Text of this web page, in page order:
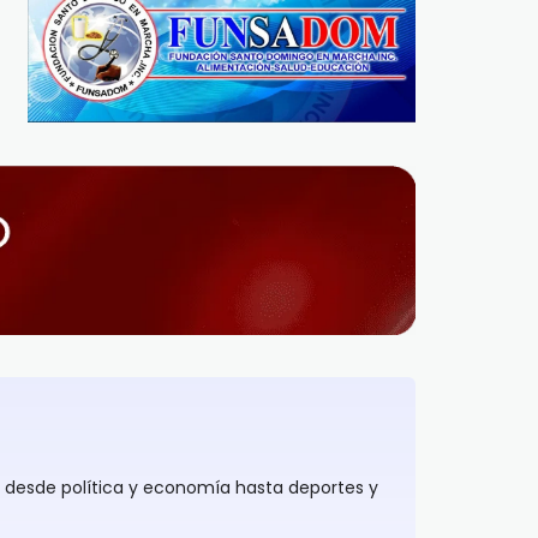
política y economía hasta deportes y